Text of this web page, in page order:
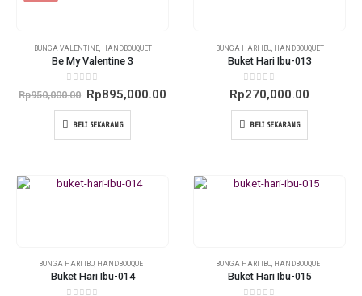
BUNGA VALENTINE, HANDBOUQUET
Be My Valentine 3
0out of 5
Rp950,000.00 Original
price
was:
Rp950,000.00.
Rp895,000.00Current
Rp895,000.00.
BELI SEKARANG
BUNGA HARI IBU HANDBOUQUET
Buket Hari Ibu-013
0out of 5
Rp270,000.00
BELI SEKARANG
BUNGA HARI IBU, HANDBOUQUET
Buket Hari Ibu-014
BUNGA HARI IBU, HANDBOUQUET
Buket Hari Ibu-015